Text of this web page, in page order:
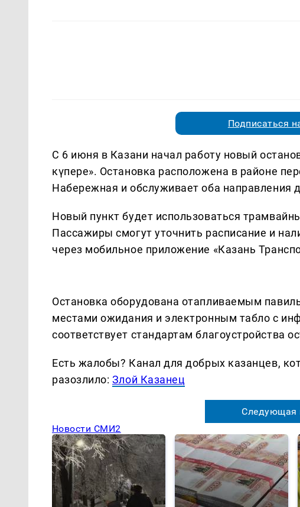
Подписаться
С 6 июня в Казани начал работу новый
күпере». Остановка расположена в районе
Набережная и обслуживает оба направления
Новый пункт будет использоваться
Пассажиры смогут уточнить расписание и
через мобильное приложение «Казань
Остановка оборудована отапливаемым
местами ожидания и электронным табло с
соответствует стандартам благоустройства
Есть жалобы? Канал для добрых казанцев,
разозлило: Злой Казанец
Следующая
Новости СМИ2